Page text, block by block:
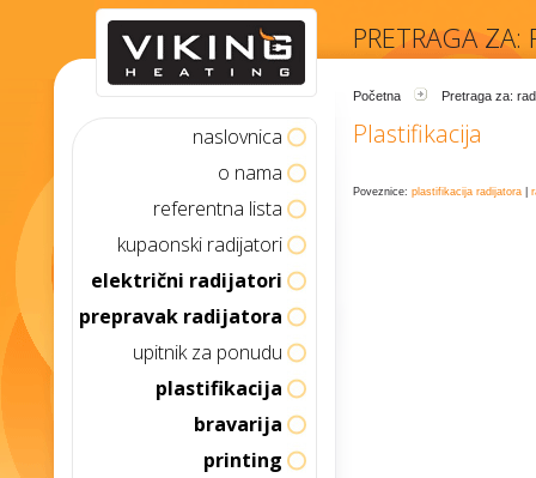
PRETRAGA ZA:
Početna Pretraga za:
naslovnica
o nama
referentna lista
kupaonski radijatori
električni radijatori
prepravak radijatora
upitnik za ponudu
plastifikacija
bravarija
printing
Plastifikacija
Poveznice: plastifikacija radijatora